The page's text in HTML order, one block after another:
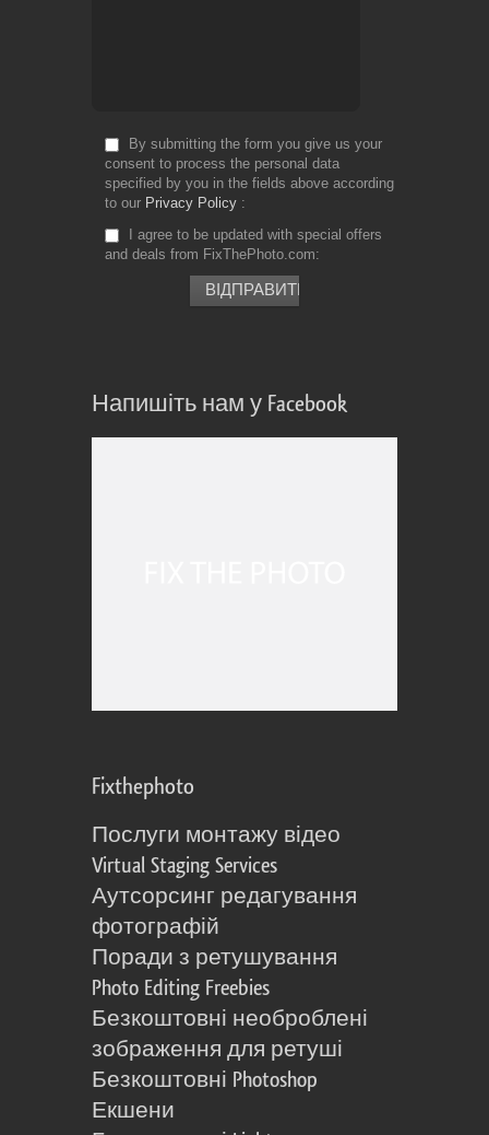
By submitting the form you give us your
consent to process the personal data
specified by you in the fields above according
to our Privacy Policy
I agree to be updated with special offers
and deals from FixThePhoto.com
Напишіть нам у Facebook
Fixthephoto
Послуги монтажу відео
Virtual Staging Services
Аутсорсинг редагування
фотографій
Поради з ретушування
Photo Editing Freebies
Безкоштовні необроблені
зображення для ретуші
Безкоштовні Photoshop
Екшени